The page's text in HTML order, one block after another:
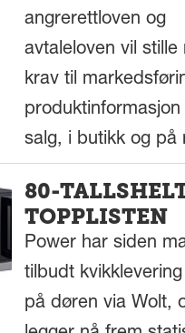
angrerettloven og
avtaleloven vil stille
krav til
produktinformasjon
salg, i butikk og på
80-
TOPPLISTEN
Power har siden
tilbudt
på døren via Wolt,